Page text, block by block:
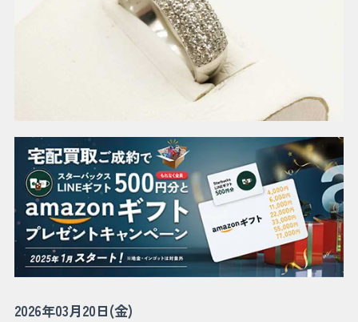
2026年03月20日(金)